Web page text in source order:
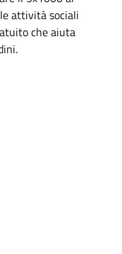
attività sociali
che aiuta